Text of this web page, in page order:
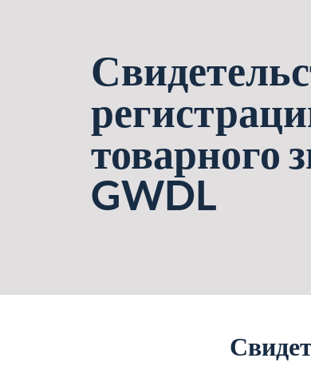
товарного
GWDL